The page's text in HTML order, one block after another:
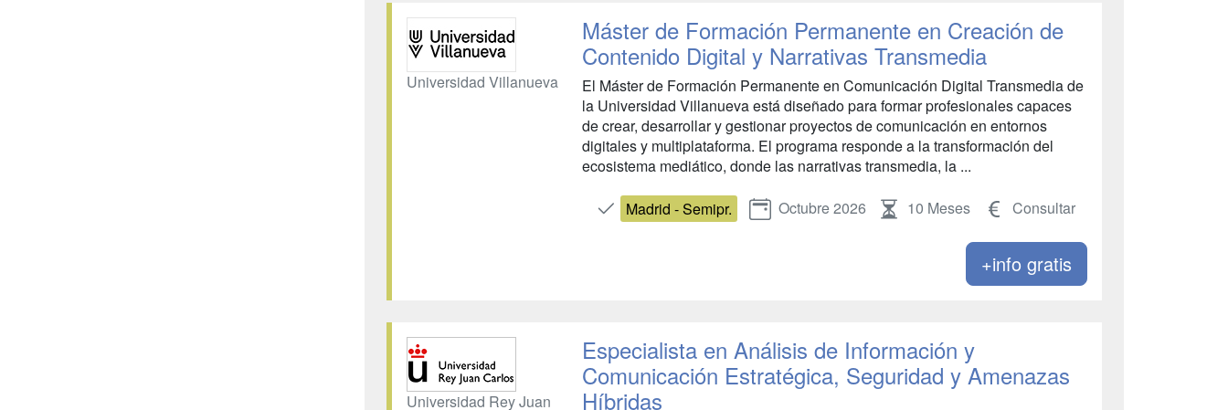
Universidad Villanueva
Máster de Formación Permanente en Creación de
Contenido Digital y Narrativas Transmedia
El Máster de Formación Permanente en Comunicación Digital Transmedia de
la Universidad Villanueva está diseñado para formar profesionales capaces
de crear, desarrollar y gestionar proyectos de comunicación en entornos
digitales y multiplataforma. El programa responde a la transformación del
ecosistema mediático, donde las narrativas transmedia, la ...
Madrid - Semipr. Octubre 2026 10 Meses Consultar
+info gratis
Universidad Rey Juan
Especialista en Análisis de Información y
Comunicación Estratégica, Seguridad y Amenazas
Híbridas